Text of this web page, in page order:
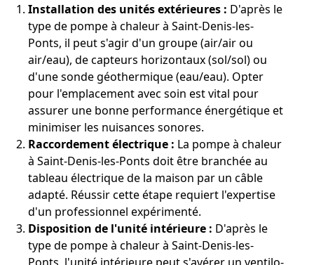
Installation des unités extérieures : D'après le
type de pompe à chaleur à Saint-Denis-les-
Ponts, il peut s'agir d'un groupe (air/air ou
air/eau), de capteurs horizontaux (sol/sol) ou
d'une sonde géothermique (eau/eau). Opter
pour l'emplacement avec soin est vital pour
assurer une bonne performance énergétique et
minimiser les nuisances sonores.
Raccordement électrique : La pompe à chaleur
à Saint-Denis-les-Ponts doit être branchée au
tableau électrique de la maison par un câble
adapté. Réussir cette étape requiert l'expertise
d'un professionnel expérimenté.
Disposition de l'unité intérieure : D'après le
type de pompe à chaleur à Saint-Denis-les-
Ponts, l'unité intérieure peut s'avérer un ventilo-